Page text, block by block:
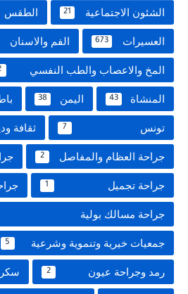
الشئون الاجتماعية 21 الطقس
العسيرات 673 الفم والاسنان
المخ والاعصاب والطب النفسي
المنشاة 43 اليمن 38
تونس 7 ثقافة
جراحة العظام والمفاصل 2
جراحة تجميل 1
جراحة مسالك بولية
جمعيات خيرية وتنموية وشرعية 5
رمد وجراحة عيون 2